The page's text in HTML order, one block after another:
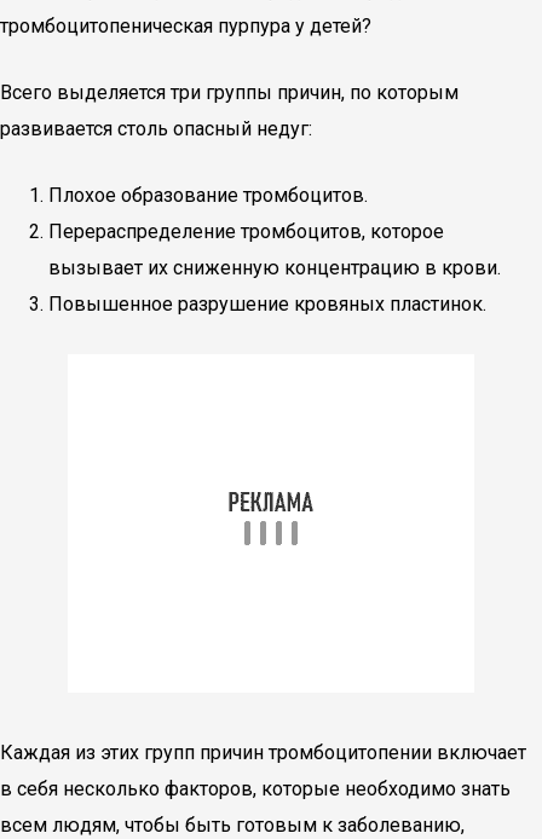
тромбоцитопеническая пурпура у детей?
Всего выделяется три группы причин, по которым
развивается столь опасный недуг:
Плохое образование тромбоцитов.
Перераспределение тромбоцитов, которое
вызывает их сниженную концентрацию в крови.
Повышенное разрушение кровяных пластинок.
Каждая из этих групп причин тромбоцитопении включает
в себя несколько факторов, которые необходимо знать
всем людям, чтобы быть готовым к заболеванию,